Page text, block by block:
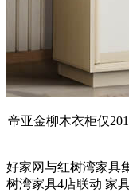
帝亚金柳木衣柜仅
好家网与红树湾家具
树湾家具4店联动 家